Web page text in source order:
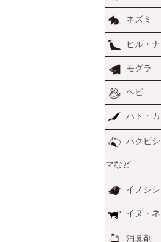
ネズミ
ヒル・
モグラ
ヘビ
ハト・
ハクビ
マなど
イノシ
イヌ・ネ
消臭剤